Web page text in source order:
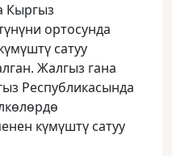
Кыргыз
ортосунда
сатуу
Жалгыз гана
Республикасында
күмүштү сатуу